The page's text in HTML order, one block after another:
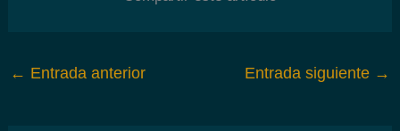
← Entrada anterior Entrada siguiente →